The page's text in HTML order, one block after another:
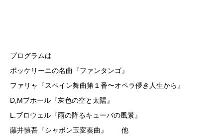
プログラムは
ボッケリーニの名曲『ファンタンゴ』
ファリャ『スペイン舞曲第１番〜オペラ儚き人生から』
D,Mプホール『灰色の空と太陽』
L.ブロウェル『雨の降るキューバの風景』
藤井慎吾『シャボン玉変奏曲』 他